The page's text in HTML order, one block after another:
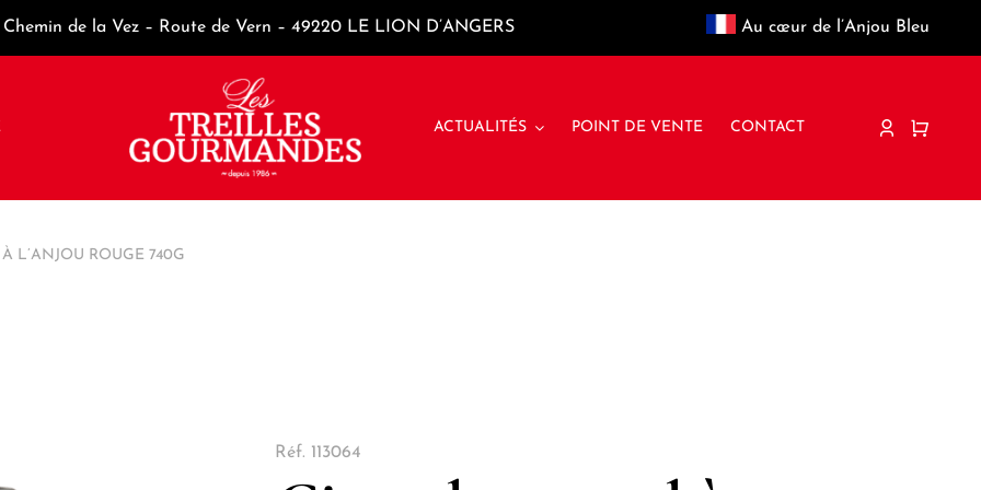
Chemin de la Vez – Route de Vern – 49220 LE LION D’ANGERS Au cœur de l’Anjou Bleu
ACTUALITÉS POINT DE VENTE CONTACT
L’ANJOU ROUGE 740G
Réf. 113064